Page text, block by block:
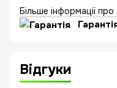
Більше інформації
Відгуки